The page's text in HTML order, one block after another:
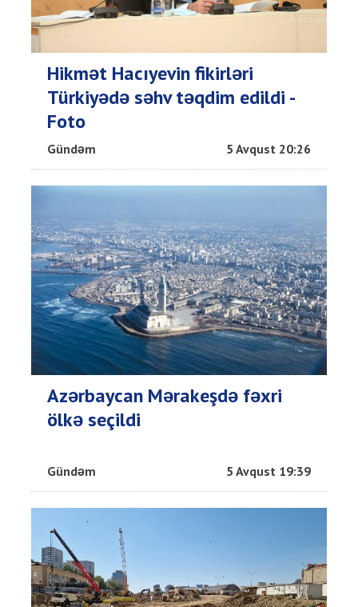
Hikmət Hacıyevin fikirləri
Türkiyədə səhv təqdim edildi -
Foto
Gündəm 5 Avqust 20:26
Azərbaycan Mərakeşdə fəxri
ölkə seçildi
Gündəm 5 Avqust 19:39